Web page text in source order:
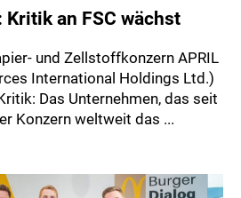
Kritik an FSC wächst
und Zellstoffkonzern APRIL
International Holdings Ltd.)
Das Unternehmen, das seit
Konzern weltweit das ...